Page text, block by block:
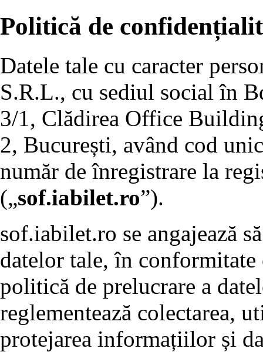
Politică de
Datele tale cu caracter
S.R.L., cu sediul social în
3/1, Clădirea Office
2, București, având cod
număr de înregistrare la
(„sof.iabilet.ro”).
sof.iabilet.ro se angajează
datelor tale, în
politică de prelucrare a
reglementează colectarea,
protejarea informațiilor și